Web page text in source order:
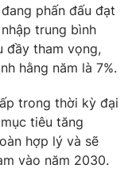
phấn đấu đạt
trung bình
đầy tham vọng,
hằng năm là 7%.
trong thời kỳ đại
tiêu tăng
hợp lý và sẽ
vào năm 2030.